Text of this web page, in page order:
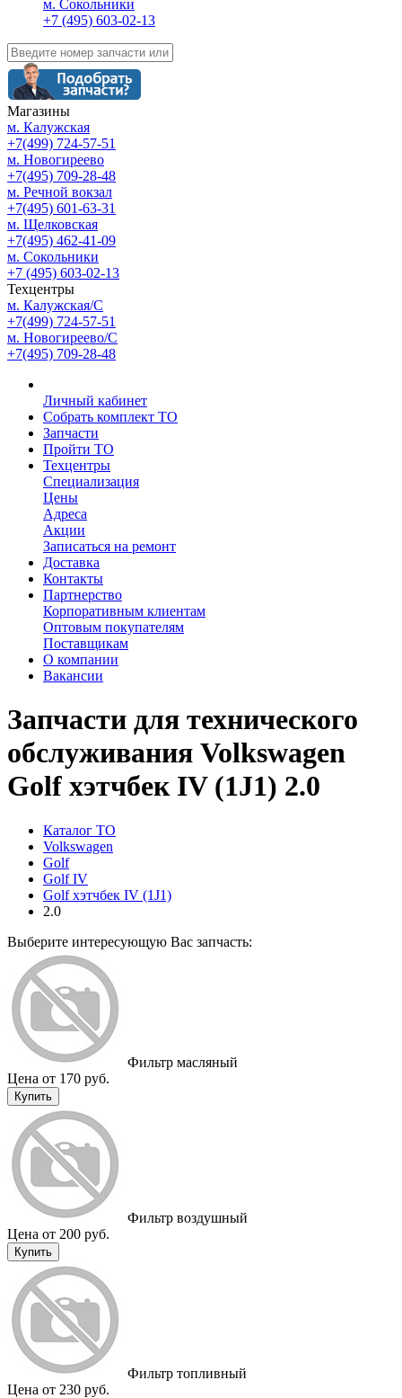
м. Сокольники
+7 (495) 603-02-13
Магазины
м. Калужская
+7(499) 724-57-51
м. Новогиреево
+7(495) 709-28-48
м. Речной вокзал
+7(495) 601-63-31
м. Щелковская
+7(495) 462-41-09
м. Сокольники
+7 (495) 603-02-13
Техцентры
м. Калужская/С
+7(499) 724-57-51
м. Новогиреево/С
+7(495) 709-28-48
Личный кабинет
Собрать комплект ТО
Запчасти
Пройти ТО
Техцентры
Специализация
Цены
Адреса
Акции
Записаться на ремонт
Доставка
Контакты
Партнерство
Корпоративным клиентам
Оптовым покупателям
Поставщикам
О компании
Вакансии
Запчасти для технического
обслуживания Volkswagen
Golf хэтчбек IV (1J1) 2.0
Каталог ТО
Volkswagen
Golf
Golf IV
Golf хэтчбек IV (1J1)
2.0
Выберите интересующую Вас запчасть:
Фильтр масляный
Цена от 170 руб.
Купить
Фильтр воздушный
Цена от 200 руб.
Купить
Фильтр топливный
Цена от 230 руб.